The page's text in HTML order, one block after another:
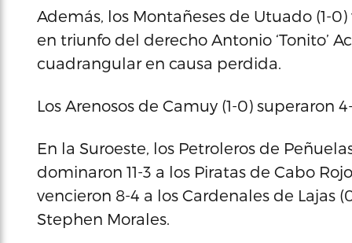
Además, los Montañeses de Utuado (1-
en triunfo del derecho Antonio ‘Tonito’
cuadrangular en causa perdida.
Los Arenosos de Camuy (1-0) superaron
En la Suroeste, los Petroleros de
dominaron 11-3 a los Piratas de Cabo
vencieron 8-4 a los Cardenales de Lajas
Stephen Morales.